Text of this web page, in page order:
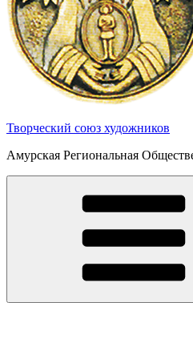
Творческий союз художников
Амурская Региональная